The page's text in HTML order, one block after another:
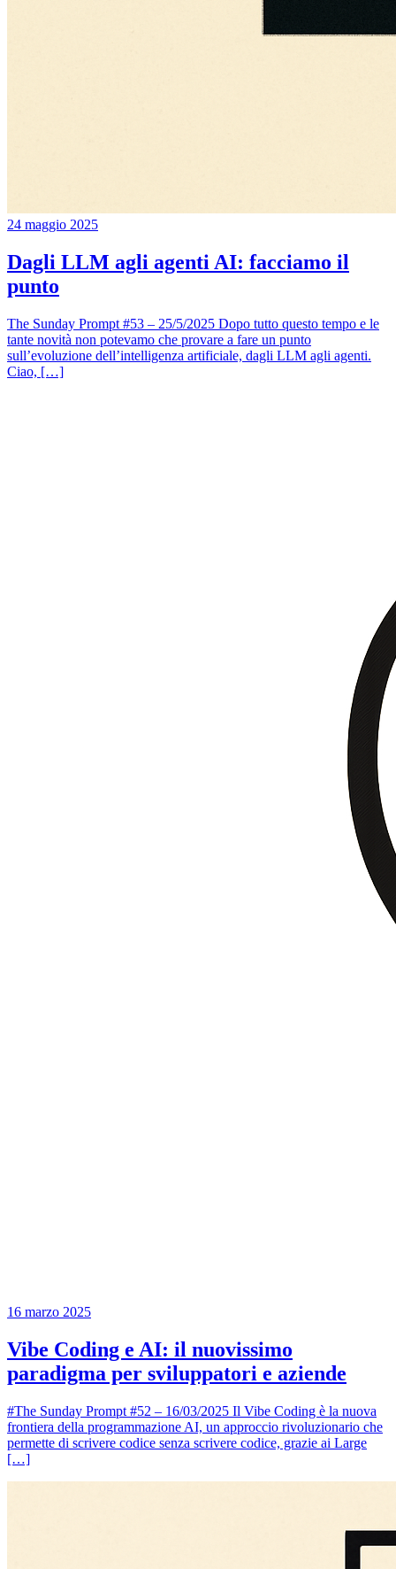
24 maggio 2025
Dagli LLM agli agenti AI: facciamo il
punto
The Sunday Prompt #53 – 25/5/2025 Dopo tutto questo tempo e le
tante novità non potevamo che provare a fare un punto
sull’evoluzione dell’intelligenza artificiale, dagli LLM agli agenti.
Ciao, […]
16 marzo 2025
Vibe Coding e AI: il nuovissimo
paradigma per sviluppatori e aziende
#The Sunday Prompt #52 – 16/03/2025 Il Vibe Coding è la nuova
frontiera della programmazione AI, un approccio rivoluzionario che
permette di scrivere codice senza scrivere codice, grazie ai Large
[…]